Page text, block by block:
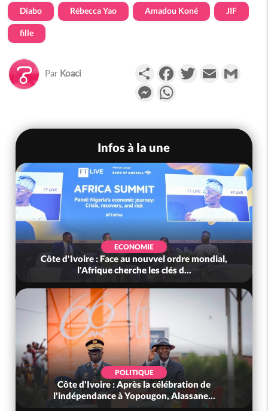
Diabo Rébecca Yao Amadou Koné JIF
fille
Par Koaci PartagerFacebookTwitterEmail
Messenger
Infos à la une
ECONOMIE
Côte d'Ivoire : Face au nouvvel ordre mondial,
l'Afrique cherche les clés d...
POLITIQUE
Côte d'Ivoire : Après la célébration de
l'indépendance à Yopougon, Alassane...